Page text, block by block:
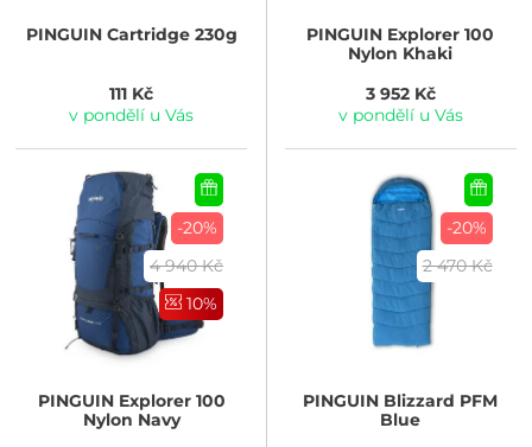
PINGUINCartridge 230g
111 Kč
v pondělí u Vás
PINGUIN Explorer 100
Nylon Khaki
3 952 Kč
v pondělí u Vás
-20%
4 940 Kč
10%
PINGUINExplorer 100
Nylon Navy
-20%
2 470 Kč
PINGUIN Blizzard PFM
Blue